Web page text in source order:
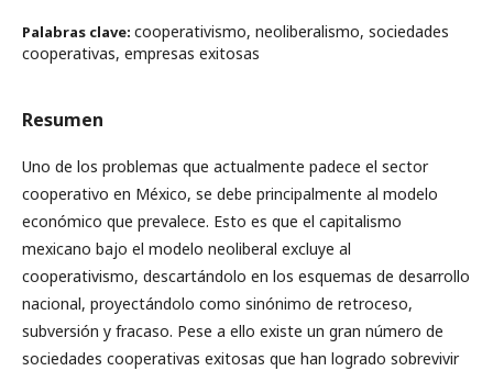
Palabras clave: cooperativismo, neoliberalismo, sociedades
cooperativas, empresas exitosas
Resumen
Uno de los problemas que actualmente padece el sector
cooperativo en México, se debe principalmente al modelo
económico que prevalece. Esto es que el capitalismo
mexicano bajo el modelo neoliberal excluye al
cooperativismo, descartándolo en los esquemas de desarrollo
nacional, proyectándolo como sinónimo de retroceso,
subversión y fracaso. Pese a ello existe un gran número de
sociedades cooperativas exitosas que han logrado sobrevivir